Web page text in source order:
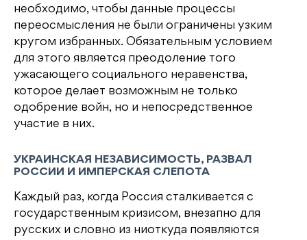
необходимо, чтобы данные процессы
переосмысления не были ограничены узким
кругом избранных. Обязательным условием
для этого является преодоление того
ужасающего социального неравенства,
которое делает возможным не только
одобрение войн, но и непосредственное
участие в них.
УКРАИНСКАЯ НЕЗАВИСИМОСТЬ, РАЗВАЛ
РОССИИ И ИМПЕРСКАЯ СЛЕПОТА
Каждый раз, когда Россия сталкивается с
государственным кризисом, внезапно для
русских и словно из ниоткуда появляются